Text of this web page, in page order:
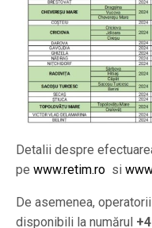
Detalii despre
pe www.retim.ro si
De asemenea,
disponibili la numărul